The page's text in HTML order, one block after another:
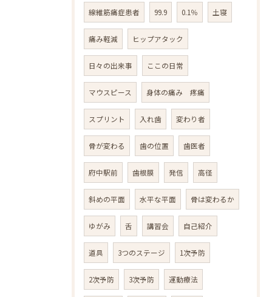
線維筋痛症患者 99.9 0.1％ 土寝
痛み軽減 ヒップアタック
日々の出来事 ここの日常
マウスピース 身体の痛み 疼痛
スプリント 入れ歯 変わり者
骨が変わる 歯の位置 歯医者
府中駅前 歯根膜 発信 高径
斜めの平面 水平な平面 骨は変わるか
ゆがみ 舌 講習会 自己紹介
道具 3つのステージ 1次予防
2次予防 3次予防 運動療法